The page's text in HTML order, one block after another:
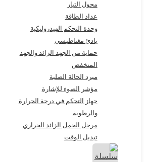
محول التيار
عداد الطاقة
وحدة التحكم الهيدروليكية
بادئ مغناطيسي
حماية من الجهد الزائد والجهد
المنخفض
مبرد الحالة الصلبة
مؤشر الضوء للإشارة
جهاز التحكم في درجة الحرارة
والرطوبة
مرحل الحمل الزائد الحراري
تبديل الوقت